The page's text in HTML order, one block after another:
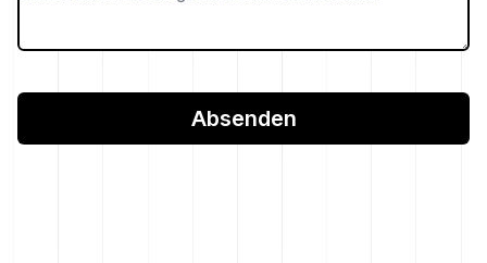
Absenden